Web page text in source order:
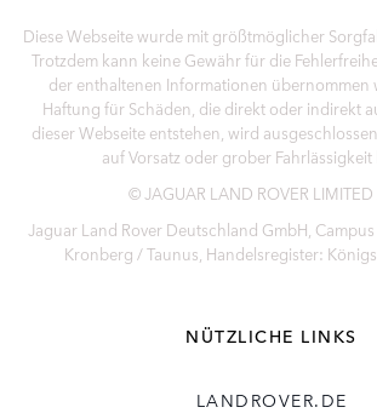
Diese Webseite wurde mit größtmöglicher
Trotzdem kann keine Gewähr für die
der enthaltenen Informationen übernommen
Haftung für Schäden, die direkt oder indirekt
dieser Webseite entstehen, wird
auf Vorsatz oder grober
© JAGUAR LAND ROVER
Jaguar Land Rover Deutschland GmbH,
Kronberg / Taunus, Handelsregister:
NÜTZLICHE LINKS
LANDROVER.DE